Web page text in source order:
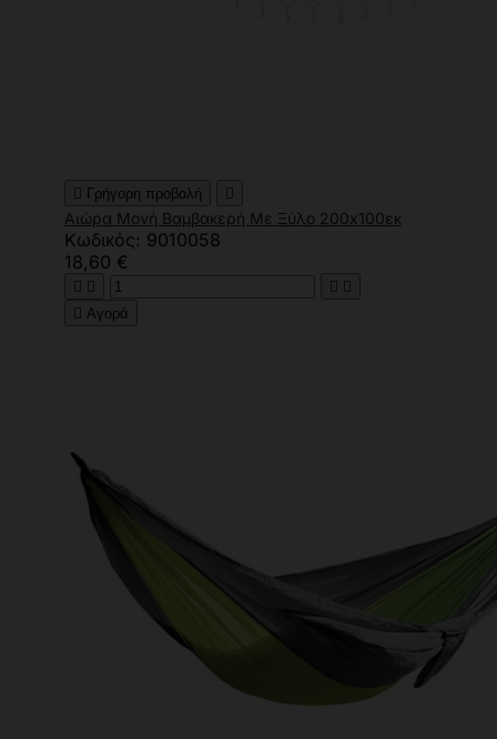
 Γρήγορη προβολή 
Αιώρα Μονή Βαμβακερή Με Ξύλο 200x100εκ
Κωδικός: 9010058
18,60 €
   
 Αγορά